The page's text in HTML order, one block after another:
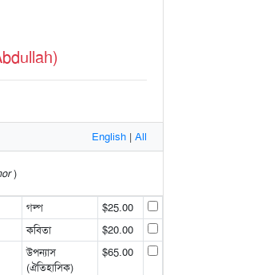
English | All
)
গল্প
$25.00
কবিতা
$20.00
উপন্যাস
(ঐতিহাসিক)
$65.00